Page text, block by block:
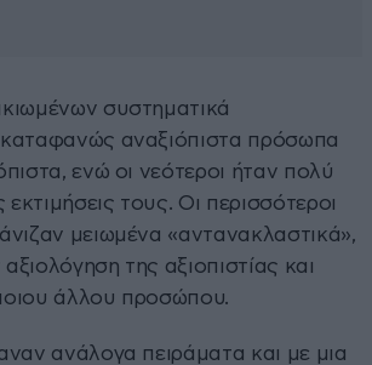
συστηματικά
αναξιόπιστα πρόσωπα
ενώ οι νεότεροι ήταν πολύ
εκτιμήσεις τους. Οι περισσότεροι
μειωμένα «αντανακλαστικά»,
της αξιοπιστίας και
άλλου προσώπου.
ανάλογα πειράματα και με μια